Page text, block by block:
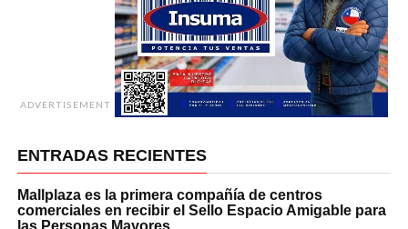
ADVERTISEMENT
ENTRADAS RECIENTES
Mallplaza es la primera compañía de centros
comerciales en recibir el Sello Espacio Amigable para
las Personas Mayores